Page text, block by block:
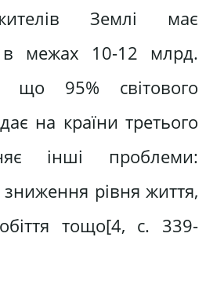
Землі має
в межах 10-12 млрд.
що 95% світового
на країни третього
інші проблеми:
зниження рівня життя,
тощо[4, c. 339-